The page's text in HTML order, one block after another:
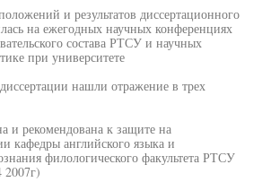
и результатов диссертационного
на ежегодных научных конференциях
состава РТСУ и научных
при университете
нашли отражение в трех
и рекомендована к защите на
кафедры английского языка и
филологического факультета РТСУ